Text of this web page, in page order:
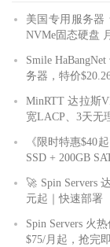
美国专用服务
NVMe固态硬盘
Smile
务器，特价
MinRTT 达拉斯
宽LACP、3天无
《限时特惠$40
SSD + 200GB
🚀 Spin Servers
元起｜快速部署
Spin Servers 火
$75/月起，抢完